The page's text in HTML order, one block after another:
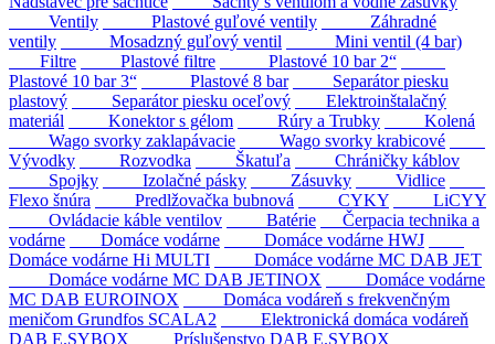
Ventily
Plastové guľové ventily
Záhradné
ventily
Mosadzný guľový ventil
Mini ventil (4 bar)
Filtre
Plastové filtre
Plastové 10 bar 2“
Plastové 10 bar 3“
Plastové 8 bar
Separátor piesku
plastový
Separátor piesku oceľový
Elektroinštalačný
materiál
Konektor s gélom Rúry a Trubky
Kolená
Wago svorky zaklapávacie
Wago svorky krabicové
Vývodky
Rozvodka Škatuľa
Chráničky káblov
Spojky
Izolačné pásky Zásuvky
Vidlice
Flexo šnúra
Predlžovačka bubnová CYKY
LiCYY
Ovládacie káble ventilov
Batérie
Čerpacia technika a
vodárne
Domáce vodárne
Domáce vodárne HWJ
Domáce vodárne Hi MULTI
Domáce vodárne MC DAB JET
Domáce vodárne MC DAB JETINOX
Domáce vodárne
MC DAB EUROINOX
Domáca vodáreň s frekvenčným
meničom Grundfos SCALA2
Elektronická domáca vodáreň
DAB E.SYBOX
Príslušenstvo DAB E.SYBOX